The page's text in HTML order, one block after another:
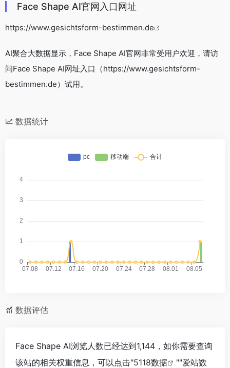
Face Shape AI官网入口网址
https://www.gesichtsform-bestimmen.de
AI聚合大数据显示，Face Shape AI官网非常受用户欢迎，请访
问Face Shape AI网址入口（https://www.gesichtsform-
bestimmen.de）试用。
数据统计
数据评估
Face Shape AI浏览人数已经达到1,144，如你需要查询
该站的相关权重信息，可以点击"5118数据 ""爱站数